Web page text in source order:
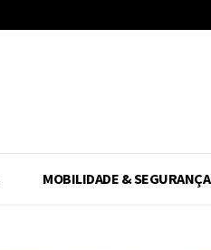
MOBILIDADE & SEGURANÇA